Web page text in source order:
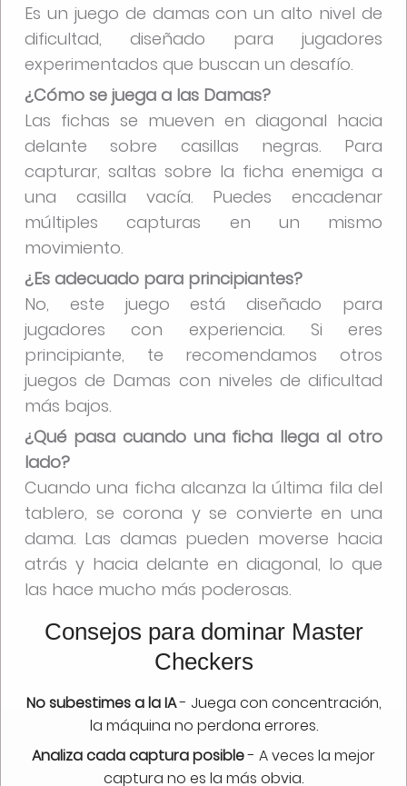
Es un juego de damas con un alto nivel de
dificultad, diseñado para jugadores
experimentados que buscan un desafío.
¿Cómo se juega a las Damas?
Las fichas se mueven en diagonal hacia
delante sobre casillas negras. Para
capturar, saltas sobre la ficha enemiga a
una casilla vacía. Puedes encadenar
múltiples capturas en un mismo
movimiento.
¿Es adecuado para principiantes?
No, este juego está diseñado para
jugadores con experiencia. Si eres
principiante, te recomendamos otros
juegos de Damas con niveles de dificultad
más bajos.
¿Qué pasa cuando una ficha llega al otro
lado?
Cuando una ficha alcanza la última fila del
tablero, se corona y se convierte en una
dama. Las damas pueden moverse hacia
atrás y hacia delante en diagonal, lo que
las hace mucho más poderosas.
Consejos para dominar Master
Checkers
No subestimes a la IA- Juega con concentración,
la máquina no perdona errores.
Analiza cada captura posible- A veces la mejor
captura no es la más obvia.